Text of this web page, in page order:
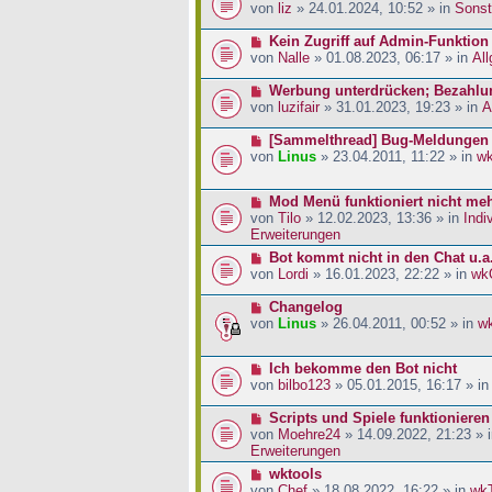
g
i
a
r
e
i
a
e
e
r
e
i
a
von liz » 24.01.2024, 10:52 » in
N
e
e
r
e
i
r
a
g
Kein Zugriff auf Admin-
von Nalle » 01.08.2023, 06:17 » in
N
e
e
r
e
t
r
a
g
Werbung unterdrücken;
von luzifair » 31.01.2023, 19:23 » in
N
e
e
B
e
t
a
g
[Sammelthread] Bug-Meldungen
von Linus » 23.04.2011, 11:22 » in
N
e
u
e
B
e
t
a
g
Mod Menü funktioniert nicht
von Tilo » 12.02.2023, 13:36 » in
Erweiterungen
N
e
e
r
e
t
r
a
g
Bot kommt nicht in den Chat u.a.
von
Lordi » 16.01.2023, 22:22 » in
N
e
e
B
e
t
r
a
g
Changelog
von Linus » 26.04.2011, 00:52 » in
N
e
e
r
B
e
Ich bekomme den Bot nicht
von bilbo123 » 05.01.2015, 16:17 » in
N
e
u
e
Scripts und Spiele
von Moehre24 » 14.09.2022, 21:23 »
Erweiterungen
Nwktools